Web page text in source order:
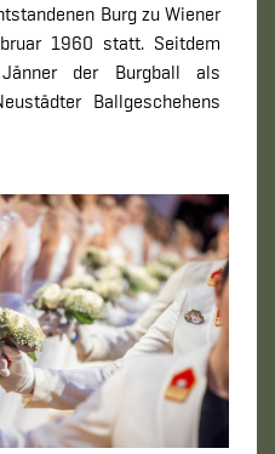
Burg zu Wiener
1960 statt. Seitdem
der Burgball als
Ballgeschehens